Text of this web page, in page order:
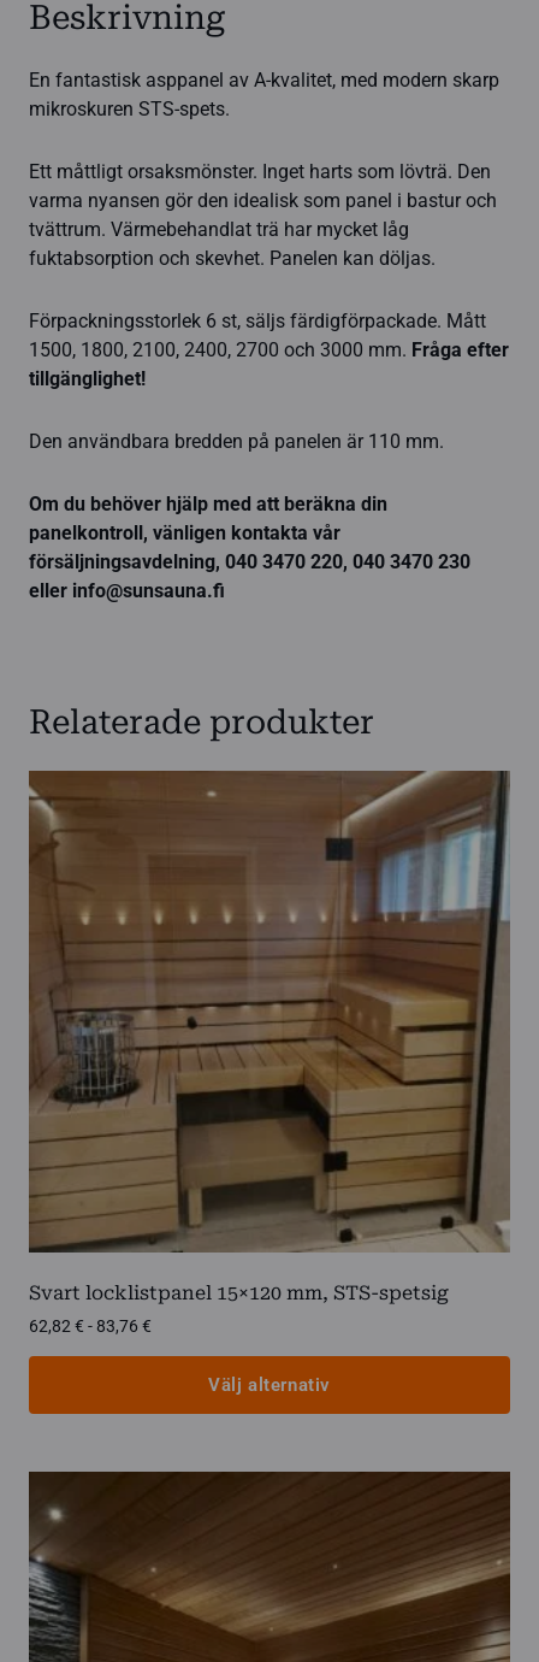
Beskrivning
En fantastisk asppanel av A-kvalitet, med modern skarp
mikroskuren STS-spets.
Ett måttligt orsaksmönster. Inget harts som lövträ. Den
varma nyansen gör den idealisk som panel i bastur och
tvättrum. Värmebehandlat trä har mycket låg
fuktabsorption och skevhet. Panelen kan döljas.
Förpackningsstorlek 6 st, säljs färdigförpackade. Mått
1500, 1800, 2100, 2400, 2700 och 3000 mm. Fråga efter
tillgänglighet!
Den användbara bredden på panelen är 110 mm.
Om du behöver hjälp med att beräkna din
panelkontroll, vänligen kontakta vår
försäljningsavdelning, 040 3470 220, 040 3470 230
eller info@sunsauna.fi
Relaterade produkter
Svart locklistpanel 15×120 mm, STS-spetsig
62,82 € -83,76 €
Välj alternativ
har
flera
varianter.
De
olika